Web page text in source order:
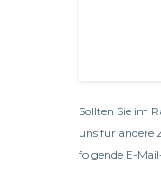
Sollten Sie im
uns für andere
folgende E-